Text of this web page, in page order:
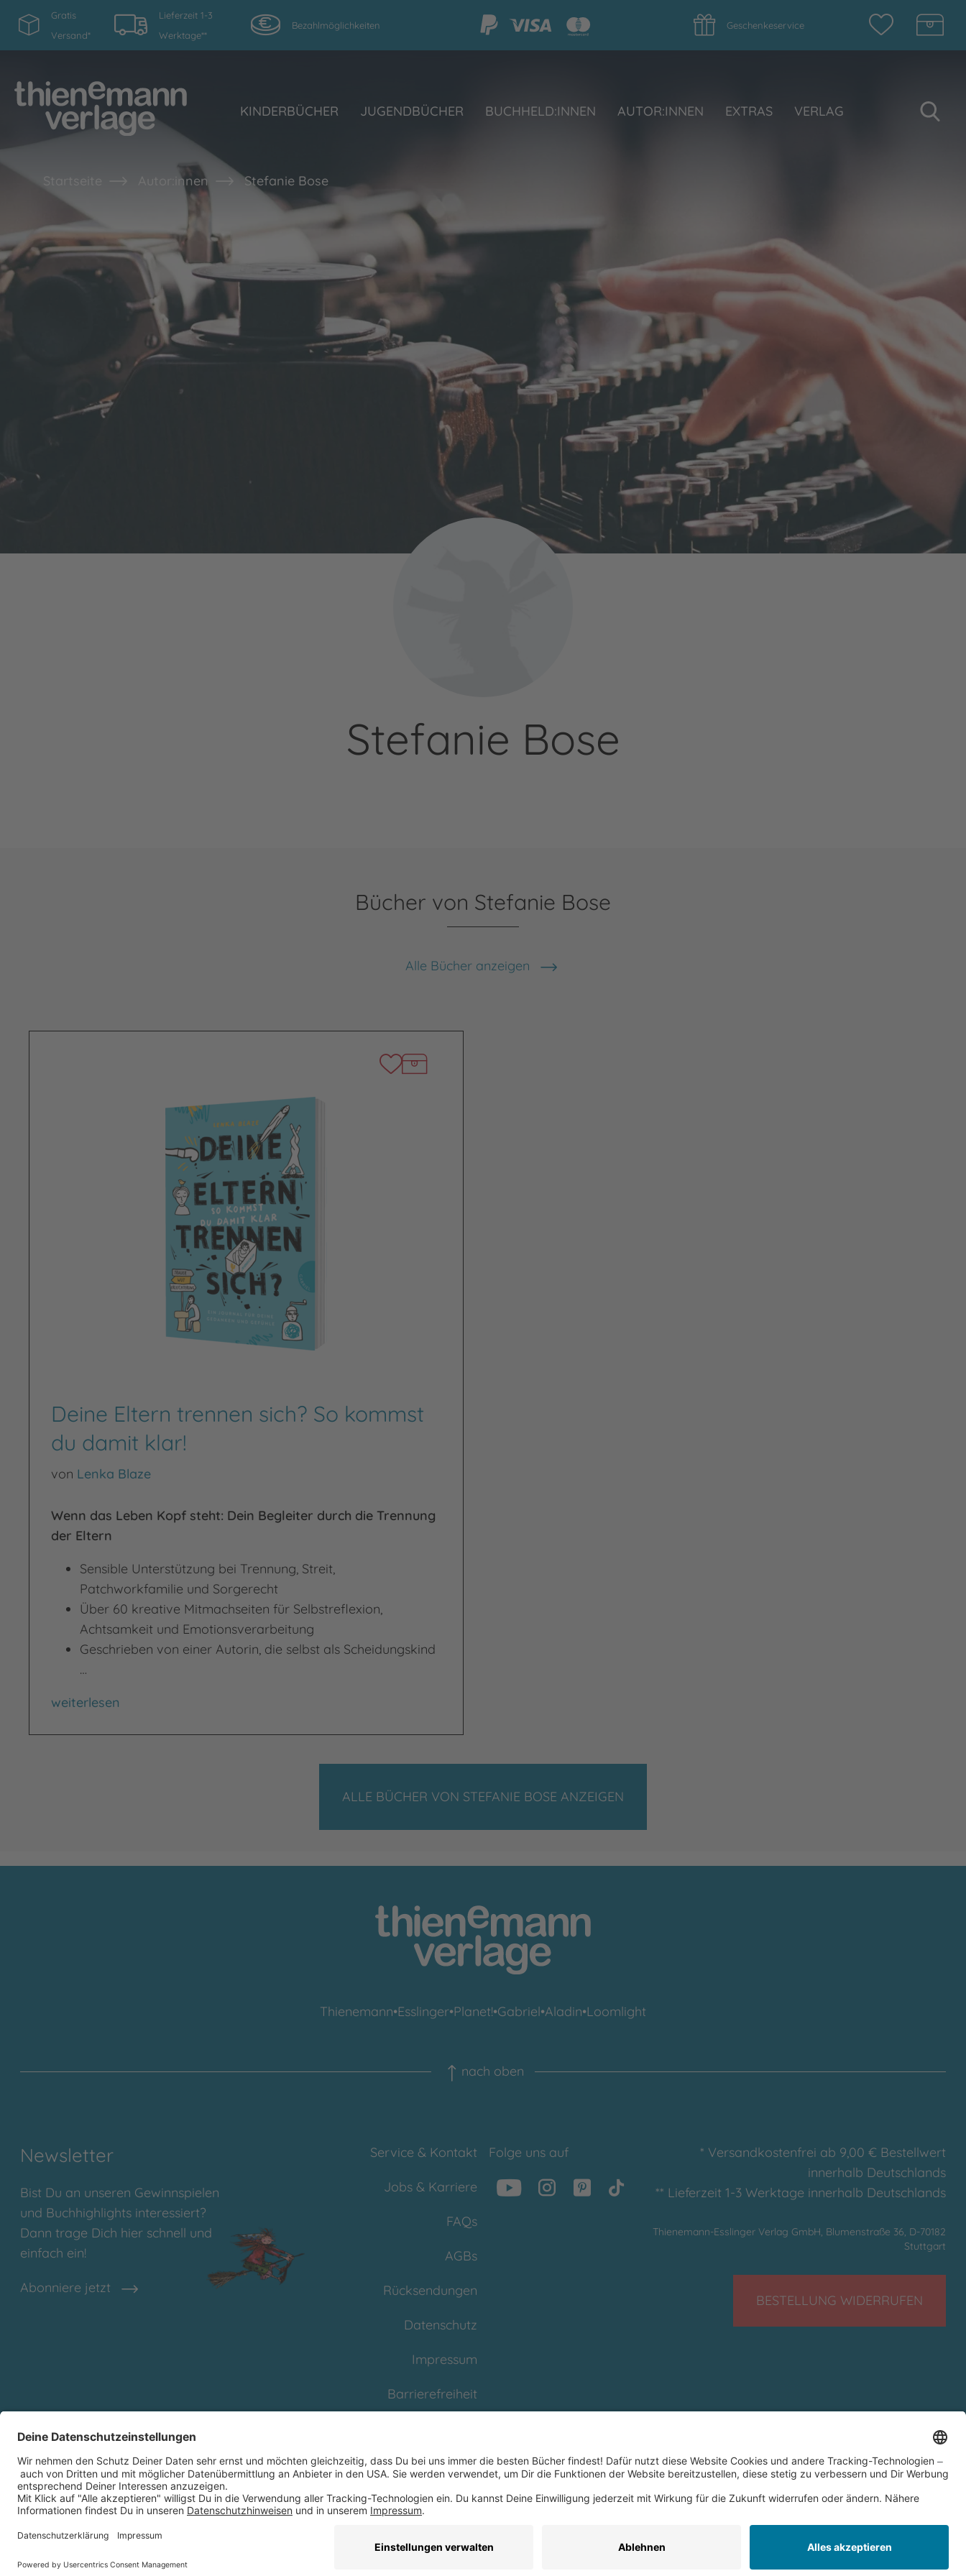
Gratis
Versand*
Lieferzeit 1-3
Werktage**
Bezahlmöglichkeiten Geschenkeservice
KINDERBÜCHER JUGENDBÜCHER BUCHHELD:INNEN AUTOR:INNEN EXTRAS VERLAG
Startseite Autor:innen Stefanie Bose
Stefanie Bose
Bücher von Stefanie Bose
Alle Bücher anzeigen
Deine Eltern trennen sich? So kommst
du damit klar!
von Lenka Blaze
Wenn das Leben Kopf steht: Dein Begleiter durch die Trennung
der Eltern
Sensible Unterstützung bei Trennung, Streit,
Patchworkfamilie und Sorgerecht
Über 60 kreative Mitmachseiten für Selbstreflexion,
Achtsamkeit und Emotionsverarbeitung
Geschrieben von einer Autorin, die selbst als Scheidungskind
…
Deine Eltern trennen sich? So kommst du damit klar!
weiterlesen
ALLE BÜCHER VON STEFANIE BOSE ANZEIGEN
Thienemann•Esslinger•Planet!•Gabriel•Aladin•Loomlight
nach oben
Newsletter
Bist Du an unseren Gewinnspielen
und Buchhighlights interessiert?
Dann trage Dich hier schnell und
einfach ein!
Abonniere jetzt
Service & Kontakt
Jobs & Karriere
FAQs
AGBs
Rücksendungen
Datenschutz
Impressum
Barrierefreiheit
Partnerprogramm
(Affiliate)
Folge uns auf
* Versandkostenfrei ab 9,00 € Bestellwert
innerhalb Deutschlands
** Lieferzeit 1-3 Werktage innerhalb Deutschlands
Thienemann-Esslinger Verlag GmbH, Blumenstraße 36, D-70182
Stuttgart
BESTELLUNG WIDERRUFEN